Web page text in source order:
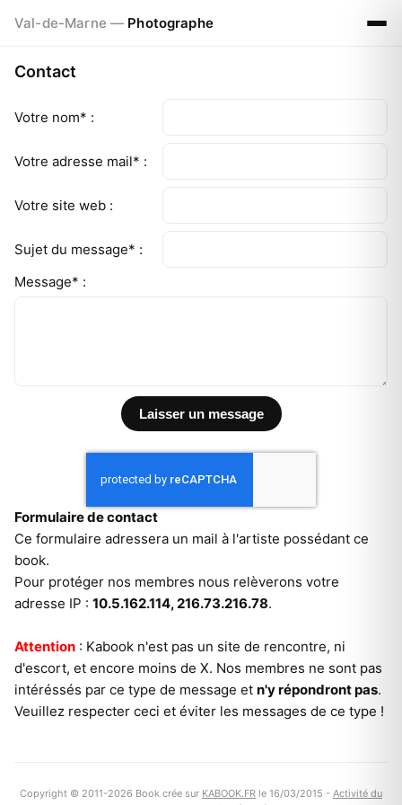
Val-de-Marne — Photographe
Contact
Votre nom* :
Votre adresse mail* :
Votre site web :
Sujet du message* :
Message* :
Formulaire de contact
Ce formulaire adressera un mail à l'artiste possédant ce
book.
Pour protéger nos membres nous relèverons votre
adresse IP : 10.5.162.114, 216.73.216.78.
Attention : Kabook n'est pas un site de rencontre, ni
d'escort, et encore moins de X. Nos membres ne sont pas
intéréssés par ce type de message et n'y répondront pas.
Veuillez respecter ceci et éviter les messages de ce type !
Copyright © 2011-2026 Book crée sur KABOOK.FR le 16/03/2015 - Activité du